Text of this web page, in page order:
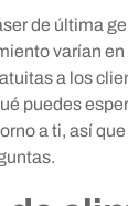
de última
varían
a los
puedes
a ti, así